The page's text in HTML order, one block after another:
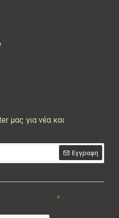
μας για νέα και
Εγγραφη